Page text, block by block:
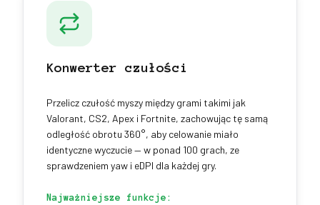
Konwerter czułości
Przelicz czułość myszy między grami takimi jak
Valorant, CS2, Apex i Fortnite, zachowując tę samą
odległość obrotu 360°, aby celowanie miało
identyczne wyczucie — w ponad 100 grach, ze
sprawdzeniem yaw i eDPI dla każdej gry.
Najważniejsze funkcje: